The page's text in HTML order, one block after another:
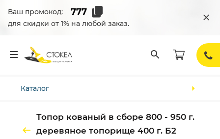
Ваш промокод:
для скидки от 1% на любой заказ.
Каталог
Топор кованый в сборе 800 - 950 г.
деревяное топорище 400 г. Б2